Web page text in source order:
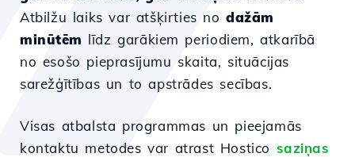
Atbilžu laiks var atšķirties nodažām
minūtēm līdz garākiem periodiem, atkarībā
no esošo pieprasījumu skaita, situācijas
sarežģītības un to apstrādes secības.
Visas atbalsta programmas un pieejamās
kontaktu metodes var atrast Hostico saziņas